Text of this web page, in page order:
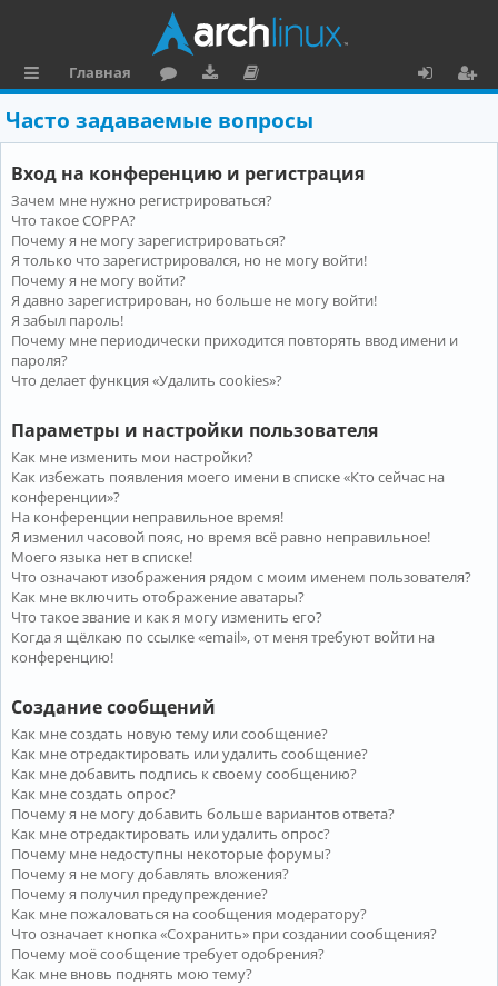
ы
л
к
и
Главная
ру
м
ру
зк
и
ку
м
е
н
та
ц
и
я
о
и
Часто задаваемые вопросы
Вход на конференцию и регистрация
Зачем мне нужно регистрироваться?
Что такое COPPA?
Почему я не могу зарегистрироваться?
Я только что зарегистрировался, но не могу войти!
Почему я не могу войти?
Я давно зарегистрирован, но больше не могу войти!
Я забыл пароль!
Почему мне периодически приходится повторять ввод имени и
пароля?
Что делает функция «Удалить cookies»?
Параметры и настройки пользователя
Как мне изменить мои настройки?
Как избежать появления моего имени в списке «Кто сейчас на
конференции»?
На конференции неправильное время!
Я изменил часовой пояс, но время всё равно неправильное!
Моего языка нет в списке!
Что означают изображения рядом с моим именем пользователя?
Как мне включить отображение аватары?
Что такое звание и как я могу изменить его?
Когда я щёлкаю по ссылке «email», от меня требуют войти на
конференцию!
Создание сообщений
Как мне создать новую тему или сообщение?
Как мне отредактировать или удалить сообщение?
Как мне добавить подпись к своему сообщению?
Как мне создать опрос?
Почему я не могу добавить больше вариантов ответа?
Как мне отредактировать или удалить опрос?
Почему мне недоступны некоторые форумы?
Почему я не могу добавлять вложения?
Почему я получил предупреждение?
Как мне пожаловаться на сообщения модератору?
Что означает кнопка «Сохранить» при создании сообщения?
Почему моё сообщение требует одобрения?
Как мне вновь поднять мою тему?